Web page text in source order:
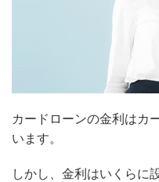
カードローンの金利はカ
います。
しかし、金利はいくらに